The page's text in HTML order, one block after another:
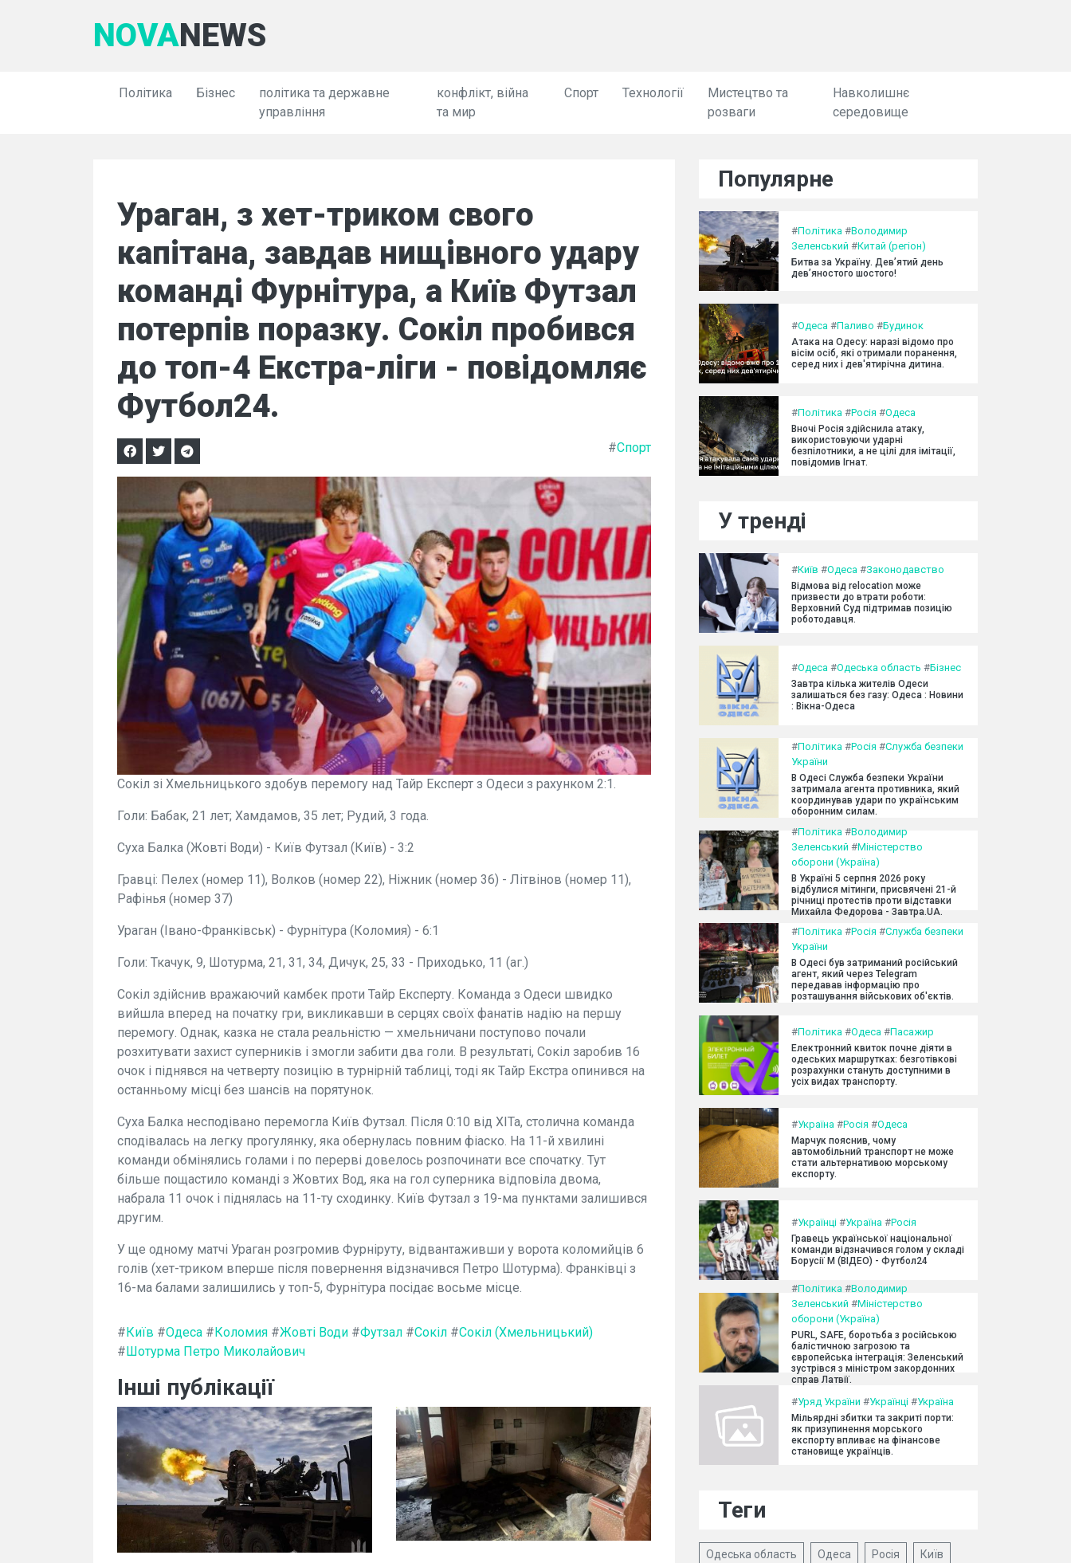
NOVANEWS
Політика Бізнес
політика та державне
управління
конфлікт, війна
та мир
Спорт Технології
Мистецтво та
розваги
Навколишнє
середовище
Ураган, з хет-триком свого
капітана, завдав нищівного удару
команді Фурнітура, а Київ Футзал
потерпів поразку. Сокіл пробився
до топ-4 Екстра-ліги - повідомляє
Футбол24.
#Спорт
Сокіл зі Хмельницького здобув перемогу над Тайр Експерт з Одеси з рахунком 2:1.
Голи: Бабак, 21 лет; Хамдамов, 35 лет; Рудий, 3 года.
Суха Балка (Жовті Води) - Київ Футзал (Київ) - 3:2
Гравці: Пелех (номер 11), Волков (номер 22), Ніжник (номер 36) - Літвінов (номер 11),
Рафінья (номер 37)
Ураган (Івано-Франківськ) - Фурнітура (Коломия) - 6:1
Голи: Ткачук, 9, Шотурма, 21, 31, 34, Дичук, 25, 33 - Приходько, 11 (аг.)
Сокіл здійснив вражаючий камбек проти Тайр Експерту. Команда з Одеси швидко
вийшла вперед на початку гри, викликавши в серцях своїх фанатів надію на першу
перемогу. Однак, казка не стала реальністю — хмельничани поступово почали
розхитувати захист суперників і змогли забити два голи. В результаті, Сокіл заробив 16
очок і піднявся на четверту позицію в турнірній таблиці, тоді як Тайр Екстра опинився на
останньому місці без шансів на порятунок.
Суха Балка несподівано перемогла Київ Футзал. Після 0:10 від ХІТа, столична команда
сподівалась на легку прогулянку, яка обернулась повним фіаско. На 11-й хвилині
команди обмінялись голами і по перерві довелось розпочинати все спочатку. Тут
більше пощастило команді з Жовтих Вод, яка на гол суперника відповіла двома,
набрала 11 очок і піднялась на 11-ту сходинку. Київ Футзал з 19-ма пунктами залишився
другим.
У ще одному матчі Ураган розгромив Фурніруту, відвантаживши у ворота коломийців 6
голів (хет-триком вперше після повернення відзначився Петро Шотурма). Франківці з
16-ма балами залишились у топ-5, Фурнітура посідає восьме місце.
# Київ #Одеса # Коломия #Жовті Води #Футзал #Сокіл #Сокіл (Хмельницький)
# Шотурма Петро Миколайович
Інші публікації
Популярне
#Політика #Володимир
Зеленський #Китай (регіон)
Битва за Україну. Дев’ятий день
дев’яностого шостого!
#Одеса #Паливо #Будинок
Атака на Одесу: наразі відомо про
вісім осіб, які отримали поранення,
серед них і дев'ятирічна дитина.
#Політика #Росія #Одеса
Вночі Росія здійснила атаку,
використовуючи ударні
безпілотники, а не цілі для імітації,
повідомив Ігнат.
У тренді
#Київ #Одеса #Законодавство
Відмова від relocation може
призвести до втрати роботи:
Верховний Суд підтримав позицію
роботодавця.
#Одеса #Одеська область #Бізнес
Завтра кілька жителів Одеси
залишаться без газу: Одеса : Новини
: Вікна-Одеса
#Політика #Росія #Служба безпеки
України
В Одесі Служба безпеки України
затримала агента противника, який
координував удари по українським
оборонним силам.
#Політика #Володимир
Зеленський #Міністерство
оборони (Україна)
В Україні 5 серпня 2026 року
відбулися мітинги, присвячені 21-й
річниці протестів проти відставки
Михайла Федорова - Завтра.UA.
#Політика #Росія #Служба безпеки
України
В Одесі був затриманий російський
агент, який через Telegram
передавав інформацію про
розташування військових об'єктів.
#Політика #Одеса #Пасажир
Електронний квиток почне діяти в
одеських маршрутках: безготівкові
розрахунки стануть доступними в
усіх видах транспорту.
#Україна #Росія #Одеса
Марчук пояснив, чому
автомобільний транспорт не може
стати альтернативою морському
експорту.
#Українці #Україна #Росія
Гравець української національної
команди відзначився голом у складі
Борусії М (ВІДЕО) - Футбол24
#Політика #Володимир
Зеленський #Міністерство
оборони (Україна)
PURL, SAFE, боротьба з російською
балістичною загрозою та
європейська інтеграція: Зеленський
зустрівся з міністром закордонних
справ Латвії.
#Уряд України #Українці #Україна
Мільярдні збитки та закриті порти:
як призупинення морського
експорту впливає на фінансове
становище українців.
Теги
Одеська область Одеса Росія Київ